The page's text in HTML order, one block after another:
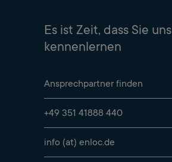
Es ist Zeit, dass Sie uns
kennenlernen
Ansprechpartner finden
+49 351 41888 440
info (at) enloc.de